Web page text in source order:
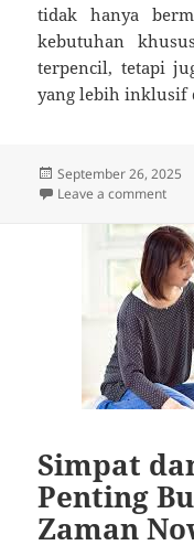
tidak hanya
kebutuhan
terpencil, tetapi
yang lebih inklusif
Posted
on
September 26, 2025
Leave a commenton
Simpat
Penting
Zaman